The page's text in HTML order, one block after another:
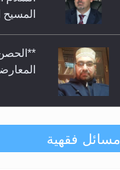
مسائل فقهية